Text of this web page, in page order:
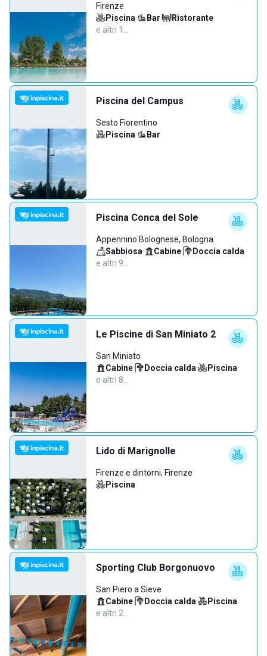
Firenze
Piscina· Bar· Ristorante·
e altri 1…
Piscina del Campus
Sesto Fiorentino
Piscina· Bar
Piscina Conca del Sole
Appennino Bolognese, Bologna
Sabbiosa· Cabine· Doccia calda·
e altri 9…
Le Piscine di San Miniato 2
San Miniato
Cabine· Doccia calda· Piscina·
e altri 8…
Lido di Marignolle
Firenze e dintorni, Firenze
Piscina
Sporting Club Borgonuovo
San Piero a Sieve
Cabine· Doccia calda· Piscina·
e altri 2…